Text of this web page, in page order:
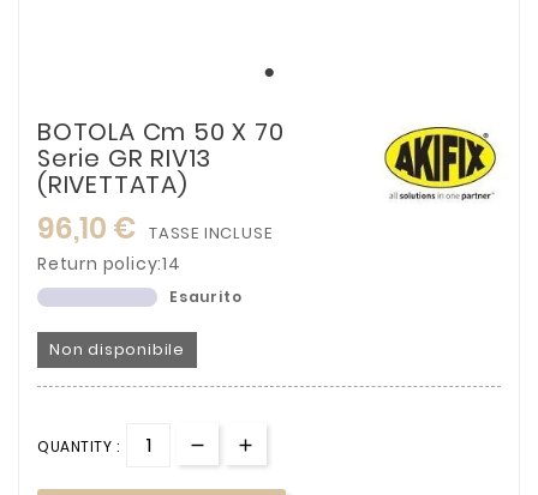
BOTOLA Cm 50 X 70
Serie GR RIV13
(RIVETTATA)
96,10 € TASSE INCLUSE
Return policy:14
Esaurito
Non disponibile
QUANTITY :